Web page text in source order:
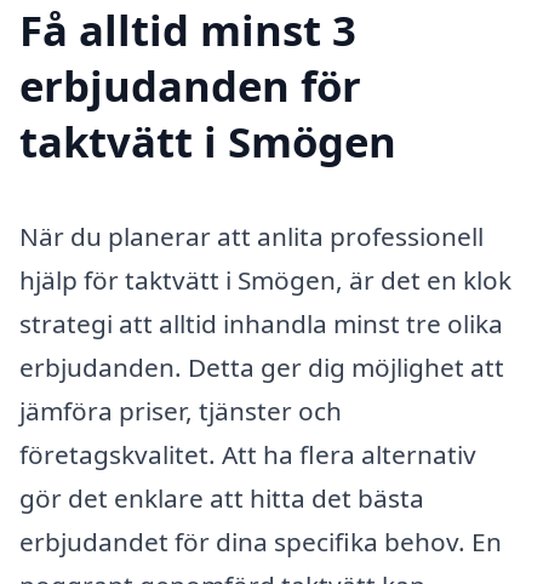
Få alltid minst 3
erbjudanden för
taktvätt i Smögen
När du planerar att anlita professionell
hjälp för taktvätt i Smögen, är det en klok
strategi att alltid inhandla minst tre olika
erbjudanden. Detta ger dig möjlighet att
jämföra priser, tjänster och
företagskvalitet. Att ha flera alternativ
gör det enklare att hitta det bästa
erbjudandet för dina specifika behov. En